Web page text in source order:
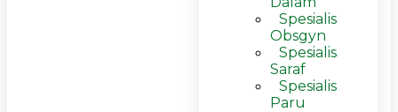
Spesialis
Obsgyn
Spesialis
Saraf
Spesialis
Paru